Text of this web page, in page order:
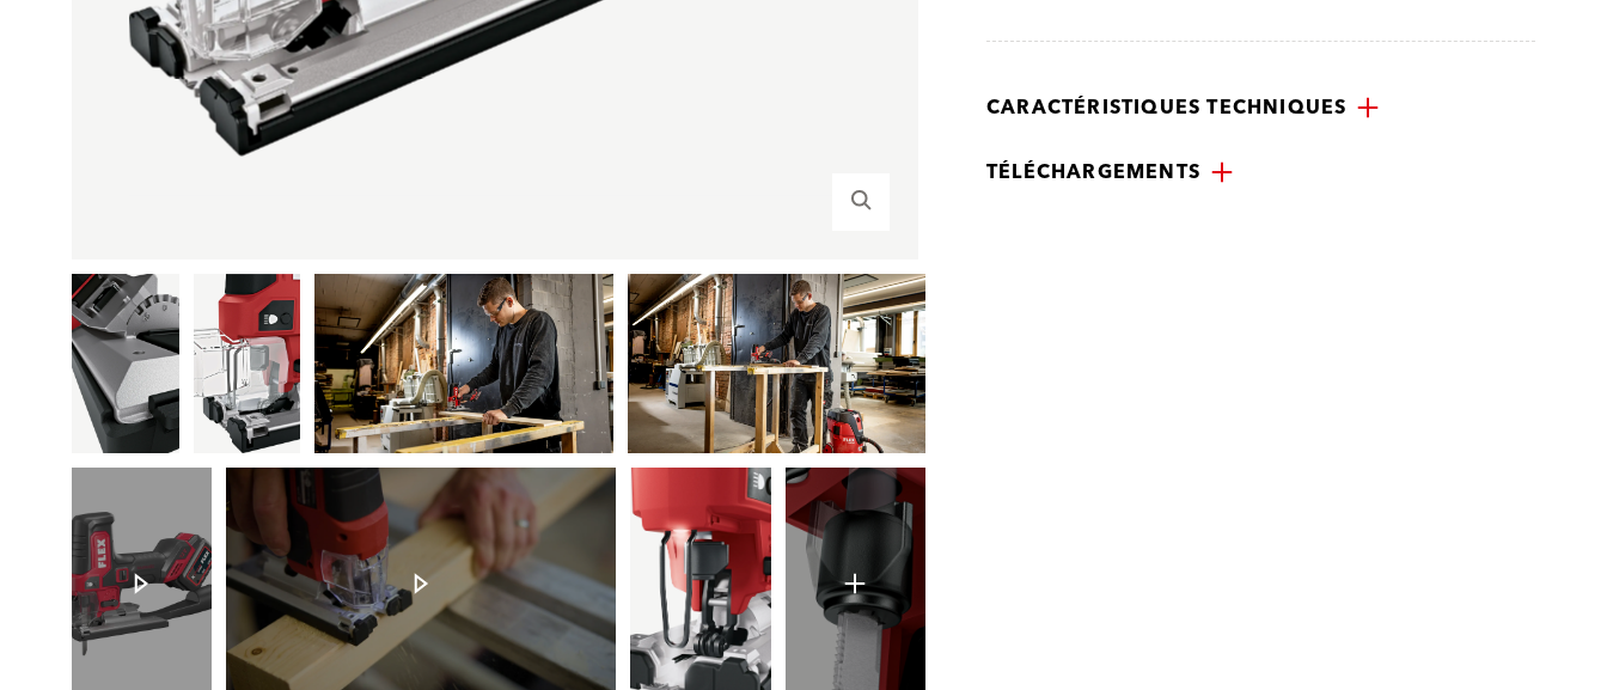
CARACTÉRISTIQUES TECHNIQUES
TÉLÉCHARGEMENTS